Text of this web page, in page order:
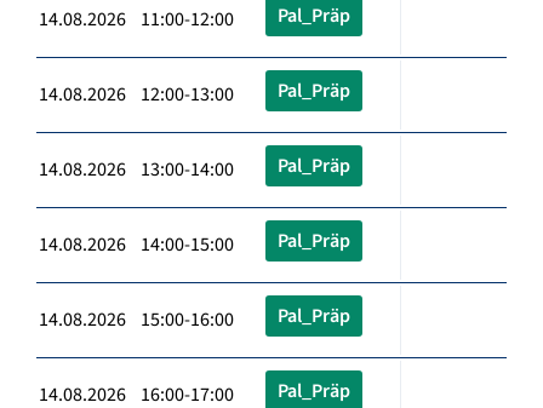
14.08.2026 11:00-12:00 Pal_Präp
14.08.2026 12:00-13:00 Pal_Präp
14.08.2026 13:00-14:00 Pal_Präp
14.08.2026 14:00-15:00 Pal_Präp
14.08.2026 15:00-16:00 Pal_Präp
14.08.2026 16:00-17:00 Pal_Präp